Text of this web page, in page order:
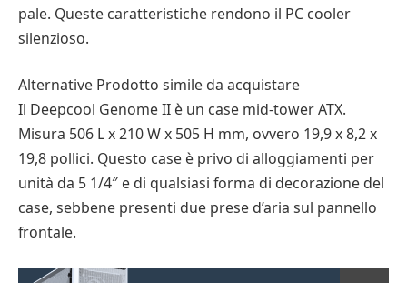
pale. Queste caratteristiche rendono il PC cooler
silenzioso.
Alternative Prodotto simile da acquistare
Il Deepcool Genome II è un case mid-tower ATX.
Misura 506 L x 210 W x 505 H mm, ovvero 19,9 x 8,2 x
19,8 pollici. Questo case è privo di alloggiamenti per
unità da 5 1/4″ e di qualsiasi forma di decorazione del
case, sebbene presenti due prese d’aria sul pannello
frontale.